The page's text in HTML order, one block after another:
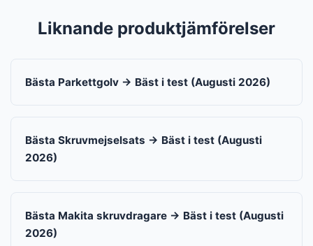
Liknande produktjämförelser
Bästa Parkettgolv → Bäst i test (Augusti 2026)
Bästa Skruvmejselsats → Bäst i test (Augusti
2026)
Bästa Makita skruvdragare → Bäst i test (Augusti
2026)